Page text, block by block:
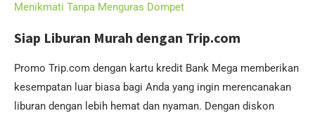
Menikmati Tanpa Menguras Dompet
Siap Liburan Murah dengan Trip.com
Promo Trip.com dengan kartu kredit Bank Mega memberikan
kesempatan luar biasa bagi Anda yang ingin merencanakan
liburan dengan lebih hemat dan nyaman. Dengan diskon